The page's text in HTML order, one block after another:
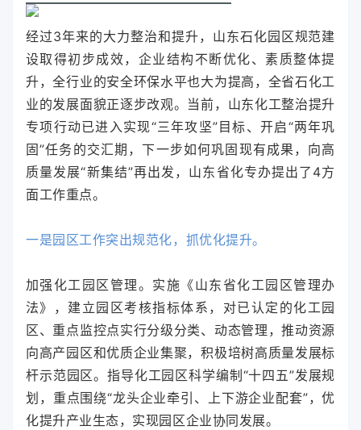
经过3年来的大力整治和提升，山东石化园区规范建
设取得初步成效，企业结构不断优化、素质整体提
升，全行业的安全环保水平也大为提高，全省石化工
业的发展面貌正逐步改观。当前，山东化工整治提升
专项行动已进入实现“三年攻坚”目标、开启“两年巩
固”任务的交汇期，下一步如何巩固现有成果，向高
质量发展“新集结”再出发，山东省化专办提出了4方
面工作重点。
一是园区工作突出规范化，抓优化提升。
加强化工园区管理。实施《山东省化工园区管理办
法》，建立园区考核指标体系，对已认定的化工园
区、重点监控点实行分级分类、动态管理，推动资源
向高产园区和优质企业集聚，积极培树高质量发展标
杆示范园区。指导化工园区科学编制“十四五”发展规
划，重点围绕“龙头企业牵引、上下游企业配套”，优
化提升产业生态，实现园区企业协同发展。